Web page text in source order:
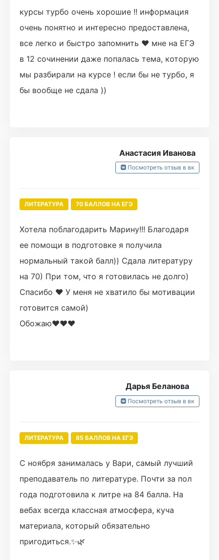
курсы турбо очень хорошие !! информация
очень понятно и интересно предоставлена,
все легко и быстро запомнить ❤️ мне на ЕГЭ
в 12 сочинении даже попалась тема, которую
мы разбирали на курсе ! если бы не турбо, я
бы вообще не сдала ))
Анастасия Иванова
Посмотреть отзыв в вк
ЛИТЕРАТУРА 70 БАЛЛОВ НА ЕГЭ
Хотела поблагодарить Марину!!! Благодаря
ее помощи в подготовке я получила
нормальный такой балл)) Сдала литературу
на 70) При том, что я готовилась не долго)
Спасибо ❤ У меня не хватило бы мотивации
готовится самой)
Обожаю❤️❤️❤️
Дарья Беланова
Посмотреть отзыв в вк
ЛИТЕРАТУРА 85 БАЛЛОВ НА ЕГЭ
С ноября занималась у Вари, самый лучший
преподаватель по литературе. Почти за пол
года подготовила к литре на 84 балла. На
вебах всегда классная атмосфера, куча
материала, который обязательно
пригодиться.✨🌿